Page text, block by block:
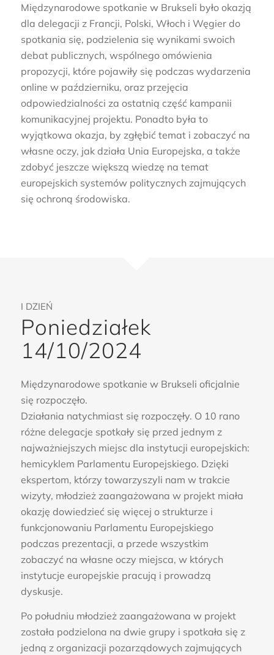
Międzynarodowe spotkanie w Brukseli było okazją
dla delegacji z Francji, Polski, Włoch i Węgier do
spotkania się, podzielenia się wynikami swoich
debat publicznych, wspólnego omówienia
propozycji, które pojawiły się podczas wydarzenia
online w październiku, oraz przejęcia
odpowiedzialności za ostatnią część kampanii
komunikacyjnej projektu. Ponadto była to
wyjątkowa okazja, by zgłębić temat i zobaczyć na
własne oczy, jak działa Unia Europejska, a także
zdobyć jeszcze większą wiedzę na temat
europejskich systemów politycznych zajmujących
się ochroną środowiska.
I DZIEŃ
Poniedziałek
14/10/2024
Międzynarodowe spotkanie w Brukseli oficjalnie
się rozpoczęło.
Działania natychmiast się rozpoczęły. O 10 rano
różne delegacje spotkały się przed jednym z
najważniejszych miejsc dla instytucji europejskich:
hemicyklem Parlamentu Europejskiego. Dzięki
ekspertom, którzy towarzyszyli nam w trakcie
wizyty, młodzież zaangażowana w projekt miała
okazję dowiedzieć się więcej o strukturze i
funkcjonowaniu Parlamentu Europejskiego
podczas prezentacji, a przede wszystkim
zobaczyć na własne oczy miejsca, w których
instytucje europejskie pracują i prowadzą
dyskusje.
Po południu młodzież zaangażowana w projekt
została podzielona na dwie grupy i spotkała się z
jedną z organizacji pozarządowych zajmujących